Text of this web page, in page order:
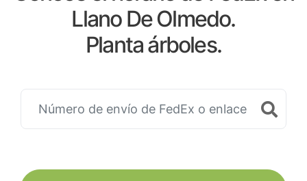
Llano De Olmedo.
Planta árboles.